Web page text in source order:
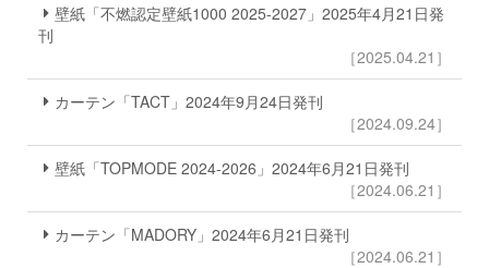
壁紙「不燃認定壁紙1000 2025-2027」2025年4月21日発
刊
［2025.04.21］
カーテン「TACT」2024年9月24日発刊
［2024.09.24］
壁紙「TOPMODE 2024-2026」2024年6月21日発刊
［2024.06.21］
カーテン「MADORY」2024年6月21日発刊
［2024.06.21］